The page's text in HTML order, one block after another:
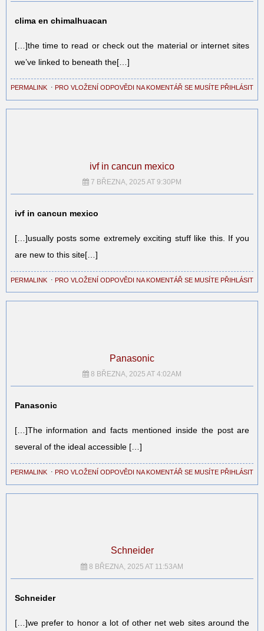
clima en chimalhuacan
[…]the time to read or check out the material or internet sites
we’ve linked to beneath the[…]
PERMALINK ⋅ PRO VLOŽENÍ ODPOVĚDI NA KOMENTÁŘ SE MUSÍTE PŘIHLÁSIT
ivf in cancun mexico
7 BŘEZNA, 2025 AT 9:30PM
ivf in cancun mexico
[…]usually posts some extremely exciting stuff like this. If you
are new to this site[…]
PERMALINK ⋅ PRO VLOŽENÍ ODPOVĚDI NA KOMENTÁŘ SE MUSÍTE PŘIHLÁSIT
Panasonic
8 BŘEZNA, 2025 AT 4:02AM
Panasonic
[…]The information and facts mentioned inside the post are
several of the ideal accessible […]
PERMALINK ⋅ PRO VLOŽENÍ ODPOVĚDI NA KOMENTÁŘ SE MUSÍTE PŘIHLÁSIT
Schneider
8 BŘEZNA, 2025 AT 11:53AM
Schneider
[…]we prefer to honor a lot of other net web sites around the